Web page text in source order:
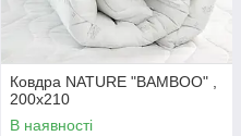
Ковдра NATURE "BAMBOO" ,
200x210
В наявності